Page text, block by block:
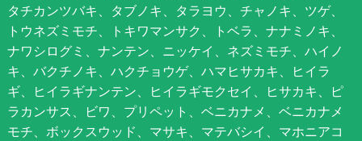
タチカンツバキ、タブノキ、タラヨウ、チャノキ、ツゲ、
トウネズミモチ、トキワマンサク、トベラ、ナナミノキ、
ナワシログミ、ナンテン、ニッケイ、ネズミモチ、ハイノ
キ、バクチノキ、ハクチョウゲ、ハマヒサカキ、ヒイラ
ギ、ヒイラギナンテン、ヒイラギモクセイ、ヒサカキ、ピ
ラカンサス、ビワ、プリペット、ベニカナメ、ベニカナメ
モチ、ボックスウッド、マサキ、マテバシイ、マホニアコ